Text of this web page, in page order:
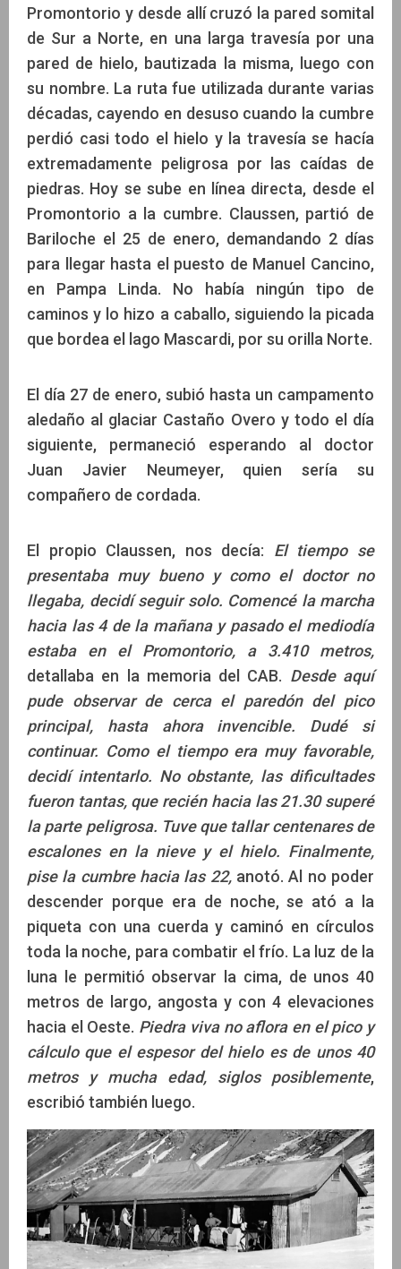
Promontorio y desde allí cruzó la pared somital
de Sur a Norte, en una larga travesía por una
pared de hielo, bautizada la misma, luego con
su nombre. La ruta fue utilizada durante varias
décadas, cayendo en desuso cuando la cumbre
perdió casi todo el hielo y la travesía se hacía
extremadamente peligrosa por las caídas de
piedras. Hoy se sube en línea directa, desde el
Promontorio a la cumbre. Claussen, partió de
Bariloche el 25 de enero, demandando 2 días
para llegar hasta el puesto de Manuel Cancino,
en Pampa Linda. No había ningún tipo de
caminos y lo hizo a caballo, siguiendo la picada
que bordea el lago Mascardi, por su orilla Norte.
El día 27 de enero, subió hasta un campamento
aledaño al glaciar Castaño Overo y todo el día
siguiente, permaneció esperando al doctor
Juan Javier Neumeyer, quien sería su
compañero de cordada.
El propio Claussen, nos decía: El tiempo se
presentaba muy bueno y como el doctor no
llegaba, decidí seguir solo. Comencé la marcha
hacia las 4 de la mañana y pasado el mediodía
estaba en el Promontorio, a 3.410 metros,
detallaba en la memoria del CAB. Desde aquí
pude observar de cerca el paredón del pico
principal, hasta ahora invencible. Dudé si
continuar. Como el tiempo era muy favorable,
decidí intentarlo. No obstante, las dificultades
fueron tantas, que recién hacia las 21.30 superé
la parte peligrosa. Tuve que tallar centenares de
escalones en la nieve y el hielo. Finalmente,
pise la cumbre hacia las 22, anotó. Al no poder
descender porque era de noche, se ató a la
piqueta con una cuerda y caminó en círculos
toda la noche, para combatir el frío. La luz de la
luna le permitió observar la cima, de unos 40
metros de largo, angosta y con 4 elevaciones
hacia el Oeste. Piedra viva no aflora en el pico y
cálculo que el espesor del hielo es de unos 40
metros y mucha edad, siglos posiblemente,
escribió también luego.